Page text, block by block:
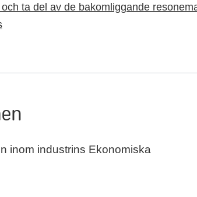
ta del av de bakomliggande
inom industrins Ekonomiska